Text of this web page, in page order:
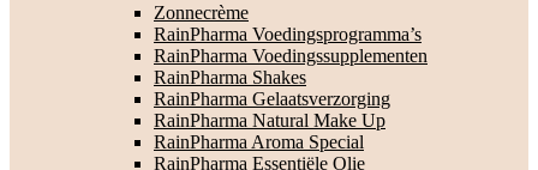
Zonnecrème
RainPharma Voedingsprogramma’s
RainPharma Voedingssupplementen
RainPharma Shakes
RainPharma Gelaatsverzorging
RainPharma Natural Make Up
RainPharma Aroma Special
RainPharma Essentiële Olie